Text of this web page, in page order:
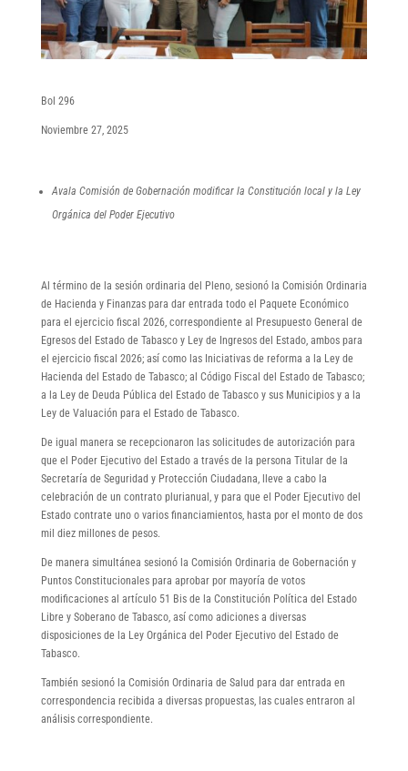
Bol 296
Noviembre 27, 2025
Avala Comisión de Gobernación modificar la Constitución local y la Ley
Orgánica del Poder Ejecutivo
Al término de la sesión ordinaria del Pleno, sesionó la Comisión Ordinaria
de Hacienda y Finanzas para dar entrada todo el Paquete Económico
para el ejercicio fiscal 2026, correspondiente al Presupuesto General de
Egresos del Estado de Tabasco y Ley de Ingresos del Estado, ambos para
el ejercicio fiscal 2026; así como las Iniciativas de reforma a la Ley de
Hacienda del Estado de Tabasco; al Código Fiscal del Estado de Tabasco;
a la Ley de Deuda Pública del Estado de Tabasco y sus Municipios y a la
Ley de Valuación para el Estado de Tabasco.
De igual manera se recepcionaron las solicitudes de autorización para
que el Poder Ejecutivo del Estado a través de la persona Titular de la
Secretaría de Seguridad y Protección Ciudadana, lleve a cabo la
celebración de un contrato plurianual, y para que el Poder Ejecutivo del
Estado contrate uno o varios financiamientos, hasta por el monto de dos
mil diez millones de pesos.
De manera simultánea sesionó la Comisión Ordinaria de Gobernación y
Puntos Constitucionales para aprobar por mayoría de votos
modificaciones al artículo 51 Bis de la Constitución Política del Estado
Libre y Soberano de Tabasco, así como adiciones a diversas
disposiciones de la Ley Orgánica del Poder Ejecutivo del Estado de
Tabasco.
También sesionó la Comisión Ordinaria de Salud para dar entrada en
correspondencia recibida a diversas propuestas, las cuales entraron al
análisis correspondiente.